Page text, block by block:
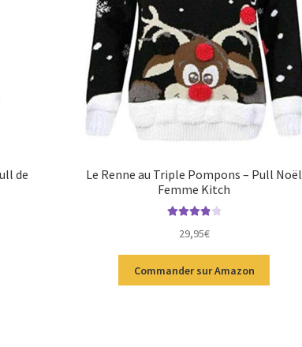
de
Le Renne au Triple Pompons – Pull Noël
Femme Kitch
sur 5
29,95€
Commander sur Amazon